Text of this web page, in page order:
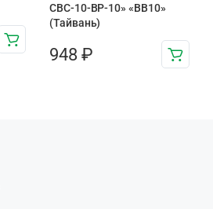
CBC-10-BP-10» «BB10»
(Тайвань)
948 ₽